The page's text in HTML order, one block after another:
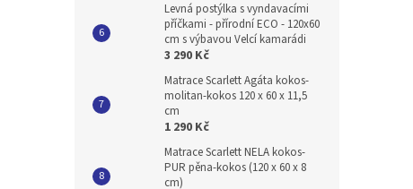
Levná postýlka s vyndavacími
příčkami - přírodní ECO - 120x60
cm s výbavou Velcí kamarádi
3 290 Kč
Matrace Scarlett Agáta kokos-
molitan-kokos 120 x 60 x 11,5
cm
1 290 Kč
Matrace Scarlett NELA kokos-
PUR pěna-kokos (120 x 60 x 8
cm)